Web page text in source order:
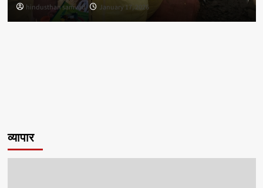
hindusthan samvad January 17, 2026
व्यापार